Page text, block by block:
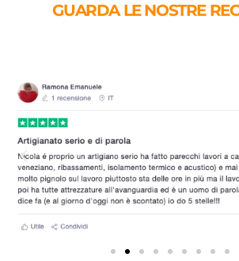
GUARDA LE NOSTRE